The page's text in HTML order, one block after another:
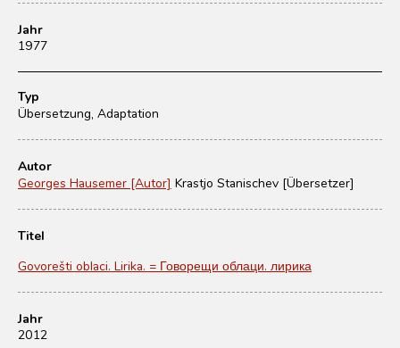
Jahr
1977
Typ
Übersetzung, Adaptation
Autor
Georges Hausemer [Autor] Krastjo Stanischev [Übersetzer]
Titel
Govorešti oblaci. Lirika. = Говорещи облаци. лирика
Jahr
2012